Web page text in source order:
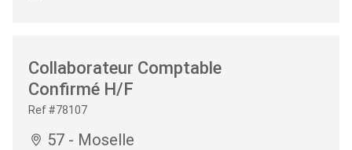
Collaborateur Comptable
Confirmé H/F
Ref #78107
57 - Moselle